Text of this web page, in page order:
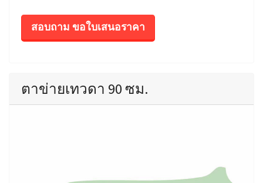
สอบถาม ขอใบเสนอราคา
ตาข่ายเทวดา 90 ซม.